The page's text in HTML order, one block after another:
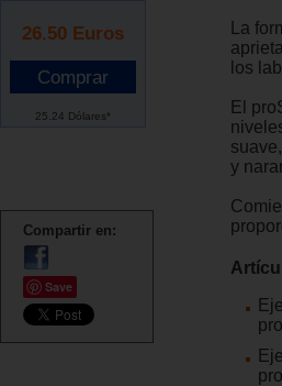
26.50 Euros
25.24 Dólares*
Compartir en:
Save
La
los
El
y